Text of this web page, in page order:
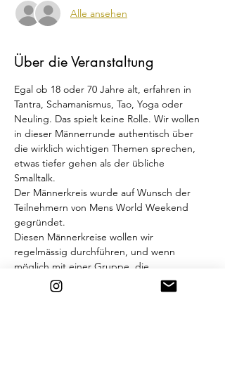
Alle ansehen
Über die Veranstaltung
Egal ob 18 oder 70 Jahre alt, erfahren in
Tantra, Schamanismus, Tao, Yoga oder
Neuling. Das spielt keine Rolle. Wir wollen
in dieser Männerrunde authentisch über
die wirklich wichtigen Themen sprechen,
etwas tiefer gehen als der übliche
Smalltalk.
Der Männerkreis wurde auf Wunsch der
Teilnehmern von Mens World Weekend
gegründet.
Diesen Männerkreise wollen wir
regelmässig durchführen, und wenn
möglich mit einer Gruppe, die
zusammenwächst, so dass es nicht nur eine
Entwicklung des Einzelnen, sondern auch